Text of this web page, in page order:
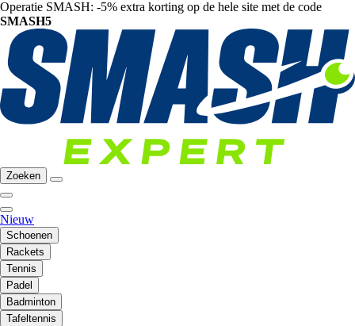
Operatie SMASH: -5% extra korting op de hele site met de code
SMASH5
Zoeken
Nieuw
Schoenen
Rackets
Tennis
Padel
Badminton
Tafeltennis